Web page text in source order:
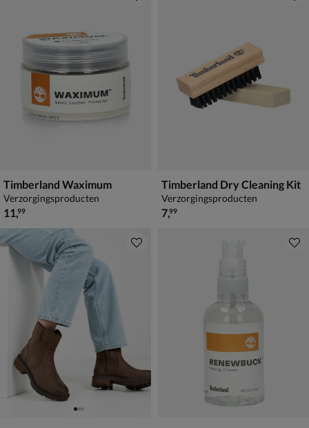
Timberland Waximum
Verzorgingsproducten
€ 11,99
11,99
Timberland Dry Cleaning Kit
Verzorgingsproducten
€ 7,99
7,99